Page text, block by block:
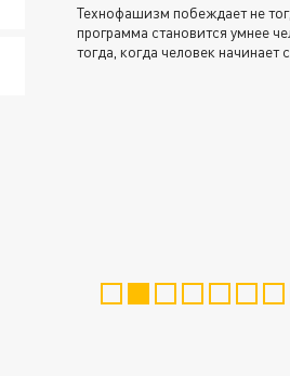
Технофашизм побеждает не
программа становится умнее
тогда, когда человек начинает